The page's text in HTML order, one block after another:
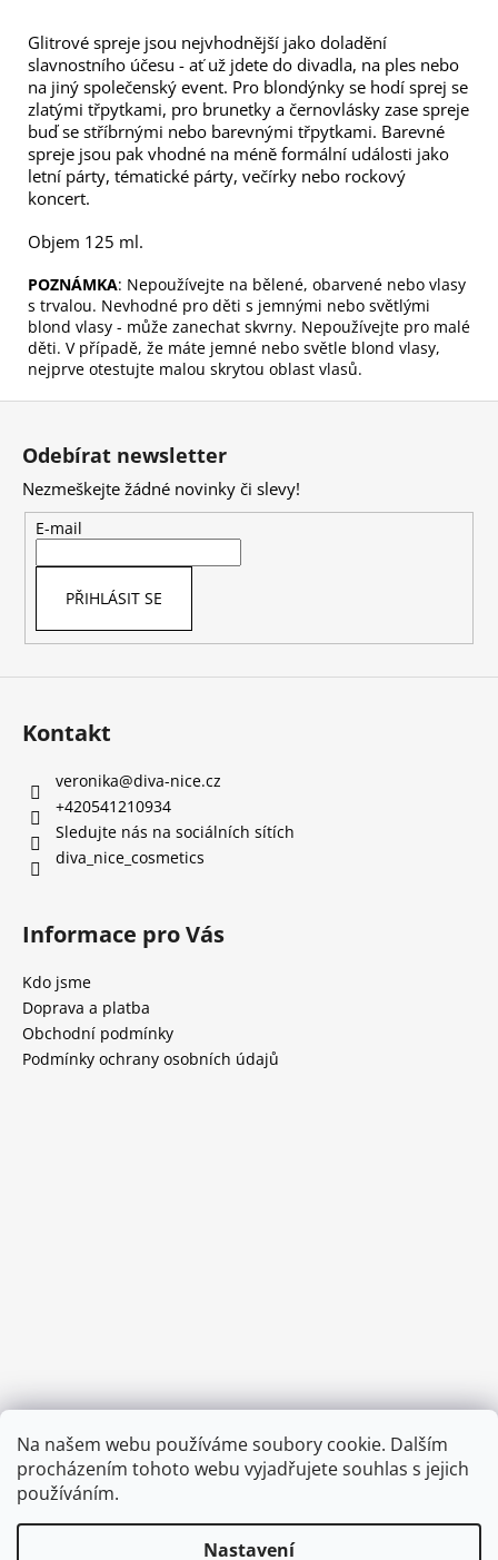
Na našem webu používáme soubory cookie. Dalším
procházením tohoto webu vyjadřujete souhlas s jejich
používáním.
Nastavení
Glitrové spreje jsou nejvhodnější jako doladění
slavnostního účesu - ať už jdete do divadla, na ples nebo
na jiný společenský event. Pro blondýnky se hodí sprej se
zlatými třpytkami, pro brunetky a černovlásky zase spreje
buď se stříbrnými nebo barevnými třpytkami. Barevné
spreje jsou pak vhodné na méně formální události jako
letní párty, tématické párty, večírky nebo rockový
koncert.
Objem 125 ml.
POZNÁMKA: Nepoužívejte na bělené, obarvené nebo vlasy
s trvalou. Nevhodné pro děti s jemnými nebo světlými
blond vlasy - může zanechat skvrny. Nepoužívejte pro malé
děti. V případě, že máte jemné nebo světle blond vlasy,
nejprve otestujte malou skrytou oblast vlasů.
Z
Odebírat newsletter
Nezmeškejte žádné novinky či slevy!
E-mail
PŘIHLÁSIT SE
Kontakt
veronika@diva-nice.cz
+420541210934
Sledujte nás na sociálních sítích
diva_nice_cosmetics
Informace pro Vás
Kdo jsme
Doprava a platba
Obchodní podmínky
Podmínky ochrany osobních údajů
Provozní doba:
8.00 - 15.00 hod (pondělí - pátek)